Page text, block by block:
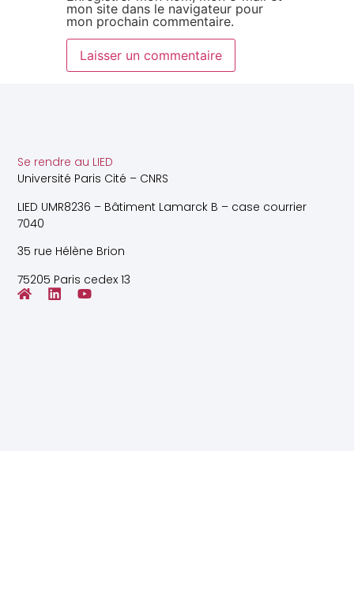
mon site dans le navigateur pour
mon prochain commentaire.
Se rendre au LIED
Université Paris Cité – CNRS
LIED UMR8236 – Bâtiment Lamarck B – case courrier
7040
35 rue Hélène Brion
75205 Paris cedex 13